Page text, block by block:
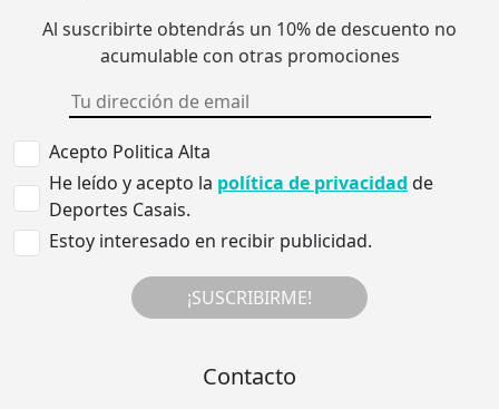
Al suscribirte obtendrás un 10% de descuento no
acumulable con otras promociones
Acepto Politica Alta
He leído y acepto la política de privacidad de
Deportes Casais.
Estoy interesado en recibir publicidad.
¡SUSCRIBIRME!
Contacto